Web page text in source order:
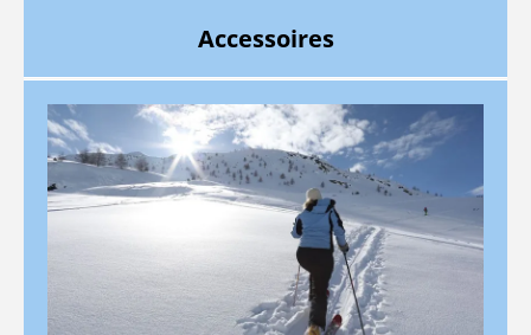
Accessoires